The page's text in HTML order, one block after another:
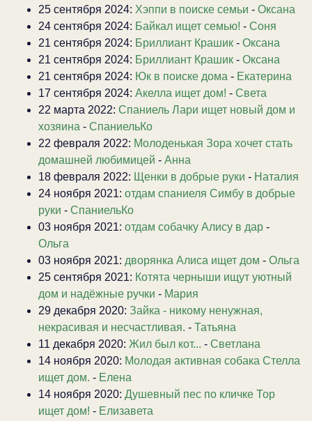
25 сентября 2024: Хэппи в поиске семьи - Оксана
24 сентября 2024: Байкал ищет семью! - Соня
21 сентября 2024: Бриллиант Крашик - Оксана
21 сентября 2024: Бриллиант Крашик - Оксана
21 сентября 2024: Юк в поиске дома - Екатерина
17 сентября 2024: Акелла ищет дом! - Света
22 марта 2022: Спаниель Лари ищет новый дом и
хозяина - СпаниельКо
22 февраля 2022: Молоденькая Зора хочет стать
домашней любимицей - Анна
18 февраля 2022: Щенки в добрые руки - Наталия
24 ноября 2021: отдам спаниеля Симбу в добрые
руки - СпаниельКо
03 ноября 2021: отдам собачку Алису в дар -
Ольга
03 ноября 2021: дворянка Алиса ищет дом - Ольга
25 сентября 2021: Котята черныши ищут уютный
дом и надёжные ручки - Мария
29 декабря 2020: Зайка - никому ненужная,
некрасивая и несчастливая. - Татьяна
11 декабря 2020: Жил был кот... - Светлана
14 ноября 2020: Молодая активная собака Стелла
ищет дом. - Елена
14 ноября 2020: Душевный пес по кличке Тор
ищет дом! - Елизавета